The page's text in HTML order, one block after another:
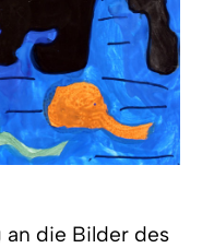
an die Bilder des